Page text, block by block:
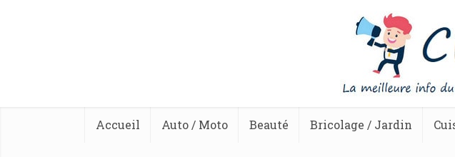
Accueil Auto / Moto Beauté Bricolage / Jardin